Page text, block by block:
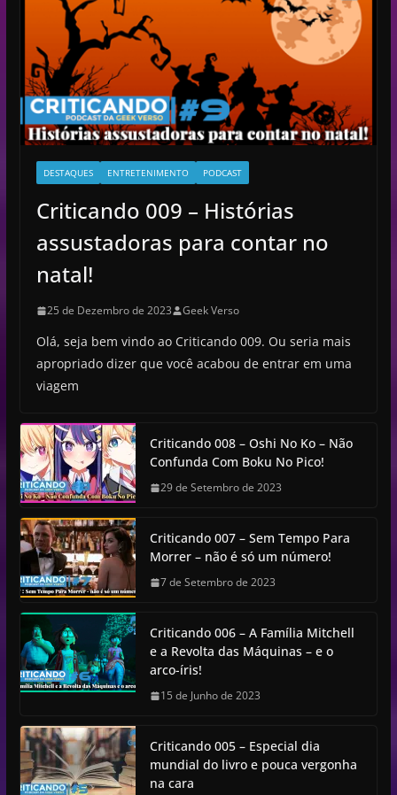
DESTAQUES ENTRETENIMENTO PODCAST
Criticando 009 – Histórias
assustadoras para contar no
natal!
25 de Dezembro de 2023 Geek Verso
Olá, seja bem vindo ao Criticando 009. Ou seria mais
apropriado dizer que você acabou de entrar em uma
viagem
Criticando 008 – Oshi No Ko – Não
Confunda Com Boku No Pico!
29 de Setembro de 2023
Criticando 007 – Sem Tempo Para
Morrer – não é só um número!
7 de Setembro de 2023
Criticando 006 – A Família Mitchell
e a Revolta das Máquinas – e o
arco-íris!
15 de Junho de 2023
Criticando 005 – Especial dia
mundial do livro e pouca vergonha
na cara